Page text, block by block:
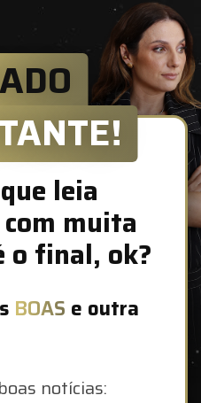
leia
muita
o final, ok?
BOAS e outra
notícias: